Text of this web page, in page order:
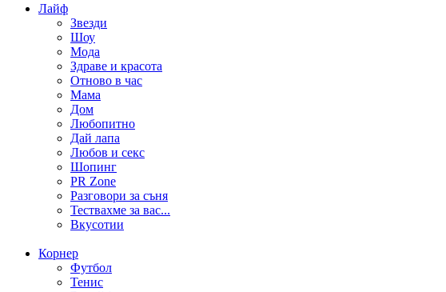
Лайф
Звезди
Шоу
Мода
Здраве и красота
Отново в час
Мама
Дом
Любопитно
Дай лапа
Любов и секс
Шопинг
PR Zone
Разговори за съня
Тествахме за вас...
Вкусотии
Корнер
Футбол
Тенис